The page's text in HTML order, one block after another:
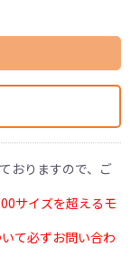
おりますので、ご
サイズを超えるモ
て必ずお問い合わ